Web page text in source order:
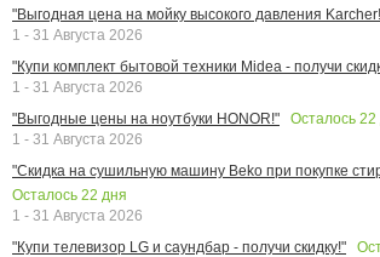
"Выгодная цена на мойку высокого давления
1 - 31 Августа 2026
"Купи комплект бытовой техники Midea - получи
1 - 31 Августа 2026
"Выгодные цены на ноутбуки HONOR!"
Осталось 22
1 - 31 Августа 2026
"Скидка на сушильную машину Beko при покупке
Осталось 22 дня
1 - 31 Августа 2026
"Купи телевизор LG и саундбар - получи скидку!"